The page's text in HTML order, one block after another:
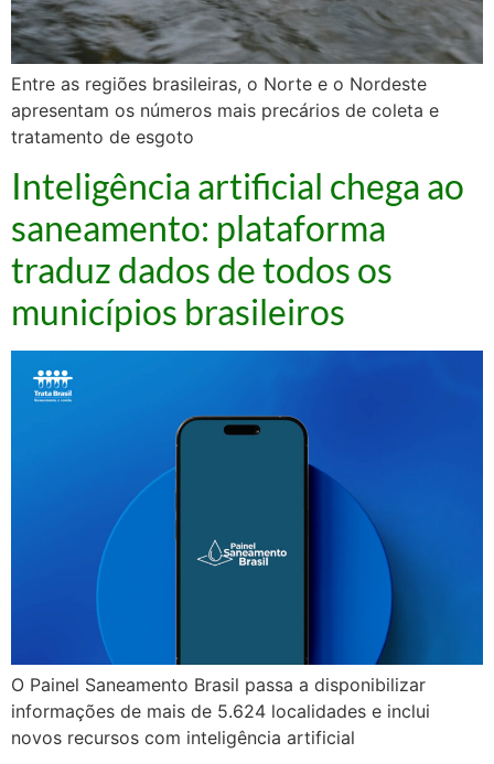
Entre as regiões brasileiras, o Norte e o Nordeste
apresentam os números mais precários de coleta e
tratamento de esgoto
Inteligência artificial chega ao
saneamento: plataforma
traduz dados de todos os
municípios brasileiros
O Painel Saneamento Brasil passa a disponibilizar
informações de mais de 5.624 localidades e inclui
novos recursos com inteligência artificial